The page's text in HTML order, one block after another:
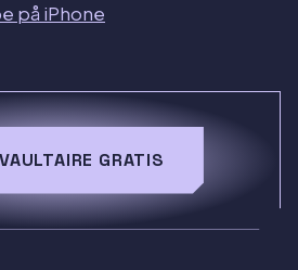
på iPhone
GRATIS